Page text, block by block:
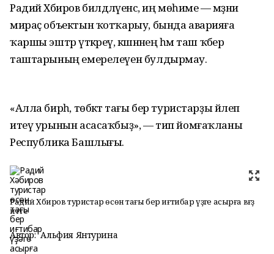
Радий Хәбиров билдәләүенсә, иң мөһиме — мәҙәни
мираҫ объектын ҡотҡарыу, бында аварияға
ҡаршы эштәр үткәреү, кәшәнәнең һәм таш ҡәбер
таштарының емерелеүен булдырмау.
«Алла бирһә, төбәктә тағы бер туристарҙы йәлеп
итеү урынын асасаҡбыҙ», — тип йомғаҡланы
Республика Башлығы.
Радий Хәбиров туристар өсөн тағы бер иғтибар үҙәге асырға вәғәҙә
итте
Автор: Альфия Янтурина